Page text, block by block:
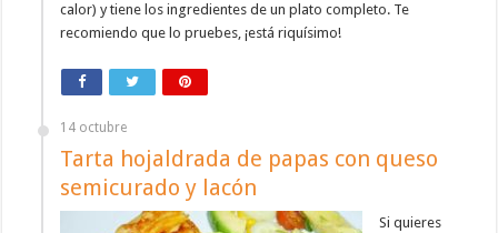
calor) y tiene los ingredientes de un plato completo. Te
recomiendo que lo pruebes, ¡está riquísimo!
14 octubre
Tarta hojaldrada de papas con queso
semicurado y lacón
Si quieres